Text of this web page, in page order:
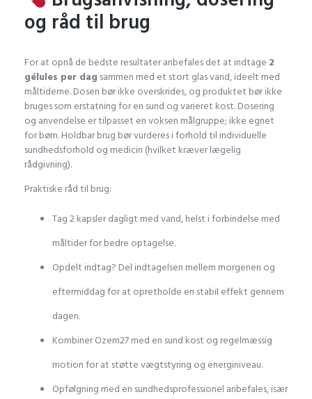
og råd til brug
For at opnå de bedste resultater anbefales det at indtage 2
gélules per dag sammen med et stort glas vand, ideelt med
måltiderne. Dosen bør ikke overskrides, og produktet bør ikke
bruges som erstatning for en sund og varieret kost. Dosering
og anvendelse er tilpasset en voksen målgruppe; ikke egnet
for børn. Holdbar brug bør vurderes i forhold til individuelle
sundhedsforhold og medicin (hvilket kræver lægelig
rådgivning).
Praktiske råd til brug:
Tag 2 kapsler dagligt med vand, helst i forbindelse med
måltider for bedre optagelse.
Opdelt indtag? Del indtagelsen mellem morgenen og
eftermiddag for at opretholde en stabil effekt gennem
dagen.
Kombiner Ozem27 med en sund kost og regelmæssig
motion for at støtte vægtstyring og energiniveau.
Opfølgning med en sundhedsprofessionel anbefales, især